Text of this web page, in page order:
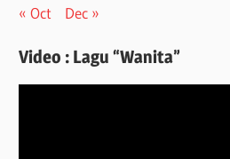
« Oct Dec »
Video : Lagu “Wanita”